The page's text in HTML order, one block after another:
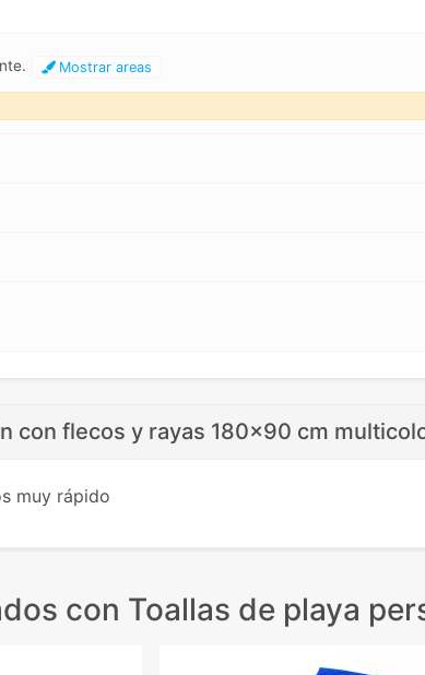
Mostrar areas
con flecos y rayas 180x90 cm
muy rápido
con Toallas de playa